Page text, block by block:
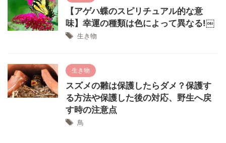
【アゲハ蝶のスピリチュアル的な意
味】幸運の種類は色によって異なる!￼
生き物
生き物
スズメの雛は保護したらダメ？保護す
る方法や保護した後の対応、野生へ戻
す時の注意点
鳥